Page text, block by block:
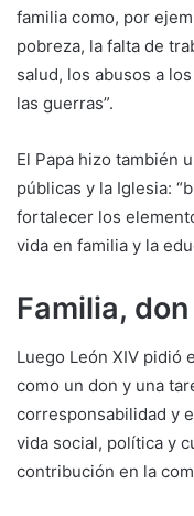
familia como, por
pobreza, la falta de
salud, los abusos a
las guerras”.
El Papa hizo también
públicas y la Iglesia:
fortalecer los
vida en familia y la
Familia,
Luego León XIV pidió
como un don y una
corresponsabilidad y
vida social, política y
contribución en la